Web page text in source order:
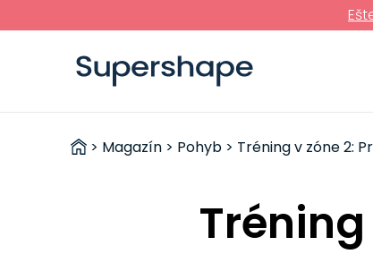
ZDRAVÉ
> Magazín > Pohyb > Tréning v zóne 2: